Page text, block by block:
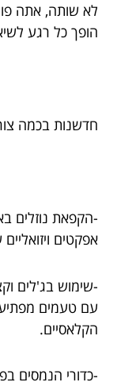
לא שותה, אתה
הופך כל רגע
חדשנות בכמה
-הקפאת נוזלים
אפקטים
-שימוש בג'לים
עם טעמים
הקלאסיים.
-כדורי הנמסים